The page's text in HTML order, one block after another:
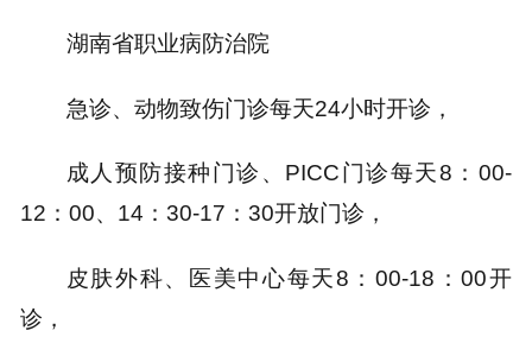
湖南省职业病防治院
急诊、动物致伤门诊每天24小时开诊，
成人预防接种门诊、PICC门诊每天8：00-
12：00、14：30-17：30开放门诊，
皮肤外科、医美中心每天8：00-18：00开
诊，